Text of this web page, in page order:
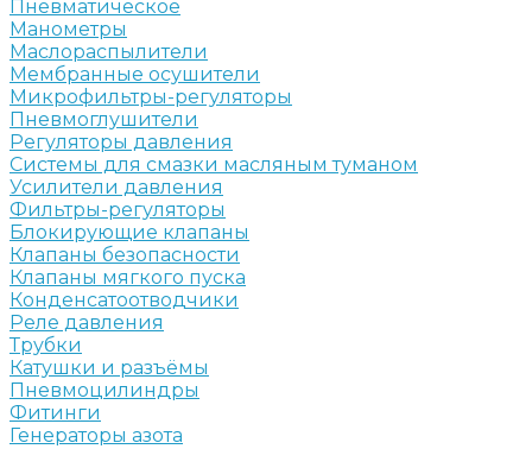
Пневматическое
Манометры
Маслораспылители
Мембранные осушители
Микрофильтры-регуляторы
Пневмоглушители
Регуляторы давления
Системы для смазки масляным туманом
Усилители давления
Фильтры-регуляторы
Блокирующие клапаны
Клапаны безопасности
Клапаны мягкого пуска
Конденсатоотводчики
Реле давления
Трубки
Катушки и разъёмы
Пневмоцилиндры
Фитинги
Генераторы азота